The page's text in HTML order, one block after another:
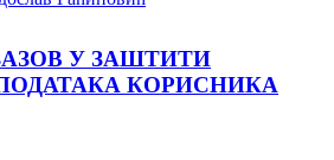
У ЗАШТИТИ
КОРИСНИКА